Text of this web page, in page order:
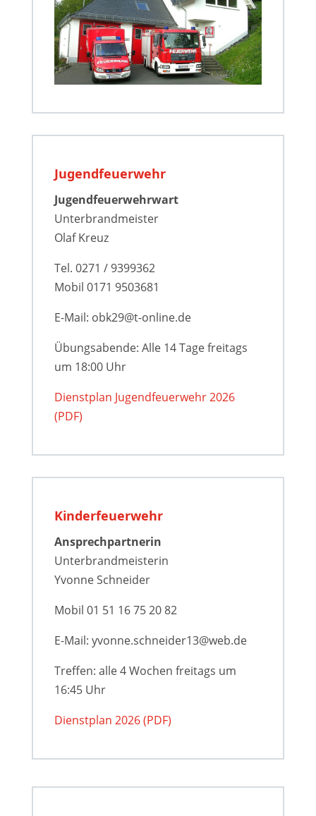
Jugendfeuerwehr
Jugendfeuerwehrwart
Unterbrandmeister
Olaf Kreuz
Tel. 0271 / 9399362
Mobil 0171 9503681
E-Mail: obk29@t-online.de
Übungsabende: Alle 14 Tage freitags
um 18:00 Uhr
Dienstplan Jugendfeuerwehr 2026
(PDF)
Kinderfeuerwehr
Ansprechpartnerin
Unterbrandmeisterin
Yvonne Schneider
Mobil 01 51 16 75 20 82
E-Mail: yvonne.schneider13@web.de
Treffen: alle 4 Wochen freitags um
16:45 Uhr
Dienstplan 2026 (PDF)